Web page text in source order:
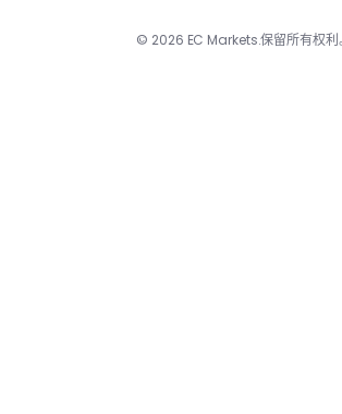
© 2026 EC Markets.保留所有权利。